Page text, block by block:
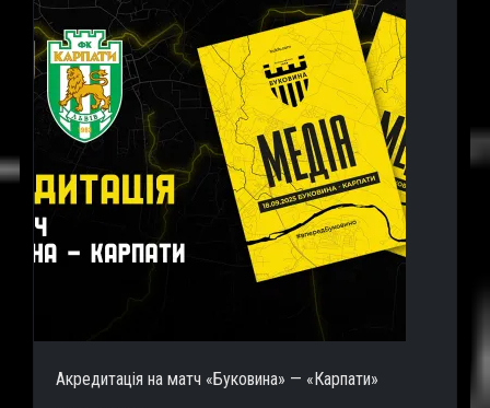
Акредитація на матч «Буковина» — «Карпати»